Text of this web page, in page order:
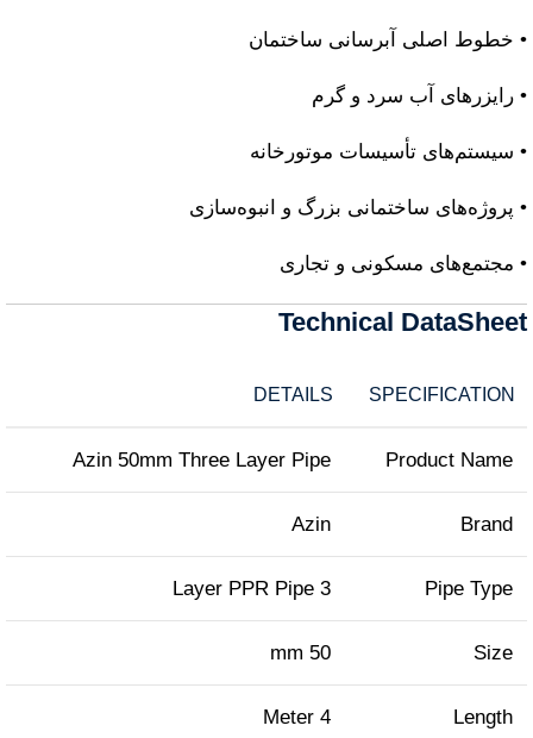
• خطوط اصلی آبرسانی ساختمان
• رایزرهای آب سرد و گرم
• سیستم‌های تأسیسات موتورخانه
• پروژه‌های ساختمانی بزرگ و انبوه‌سازی
• مجتمع‌های مسکونی و تجاری
Technical DataSheet
SPECIFICATION
DETAILS
Product Name
Azin 50mm Three Layer Pipe
Brand
Azin
Pipe Type
3 Layer PPR Pipe
Size
50 mm
Length
4 Meter